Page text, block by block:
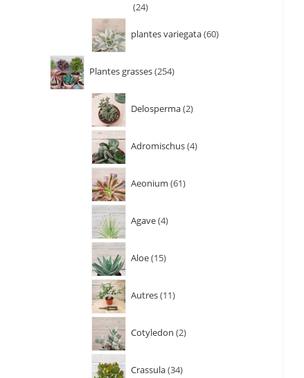
24
plantes variegata 60
Plantes grasses 254
Delosperma 2
Adromischus 4
Aeonium 61
Agave 4
Aloe 15
Autres 11
Cotyledon 2
Crassula 34